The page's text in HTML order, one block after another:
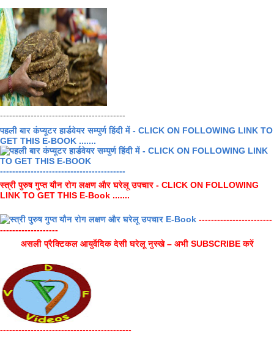
-----------------------------------------
पहली बार कंप्यूटर हार्डवेयर सम्पुर्ण हिंदी में - CLICK ON FOLLOWING LINK TO
GET THIS E-BOOK .......
-----------------------------------------
स्त्री पुरुष गुप्त यौन रोग लक्षण और घरेलू उपचार - CLICK ON FOLLOWING
LINK TO GET THIS E-Book .......
------------------------
-------------------
असली प्रैक्टिकल आयुर्वेदिक देसी घरेलू नुस्खे – अभी SUBSCRIBE करें
-------------------------------------------